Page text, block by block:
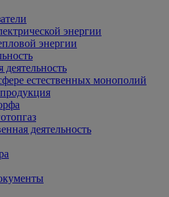
энергии
энергии
естественных монополий
деятельность